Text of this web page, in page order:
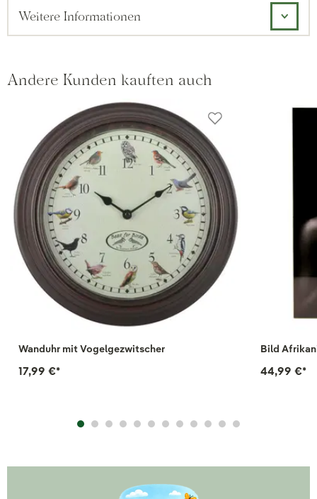
Weitere Informationen
Andere Kunden kauften auch
Wanduhr mit Vogelgezwitscher
17,99 €*
Bild
44,99 €*